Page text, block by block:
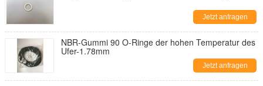
Jetzt anfragen
NBR-Gummi 90 O-Ringe der hohen Temperatur des
Ufer-1.78mm
Jetzt anfragen